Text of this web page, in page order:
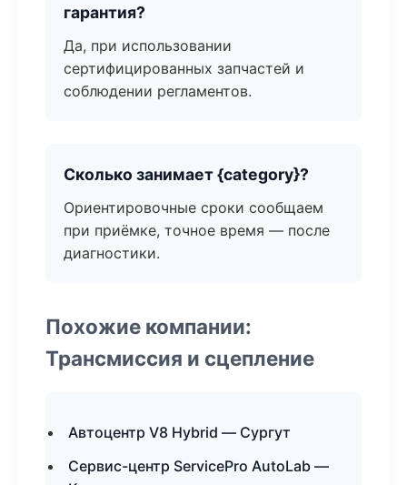
гарантия?
Да, при использовании
сертифицированных запчастей и
соблюдении регламентов.
Сколько занимает {category}?
Ориентировочные сроки сообщаем
при приёмке, точное время — после
диагностики.
Похожие компании:
Трансмиссия и сцепление
Автоцентр V8 Hybrid — Сургут
Сервис-центр ServicePro AutoLab —